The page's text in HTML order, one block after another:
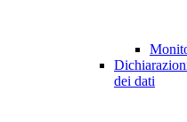
dei dati